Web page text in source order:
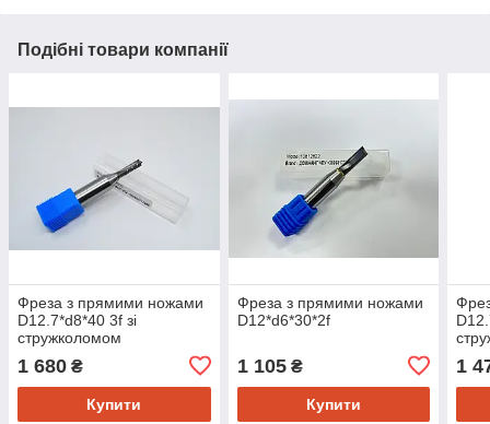
Подібні товари компанії
Фреза з прямими ножами
D12.7*d8*40 3f зі
стружколомом
1 680 ₴
Купити
Фреза з прямими ножами
D12*d6*30*2f
1 105₴
Купити
1